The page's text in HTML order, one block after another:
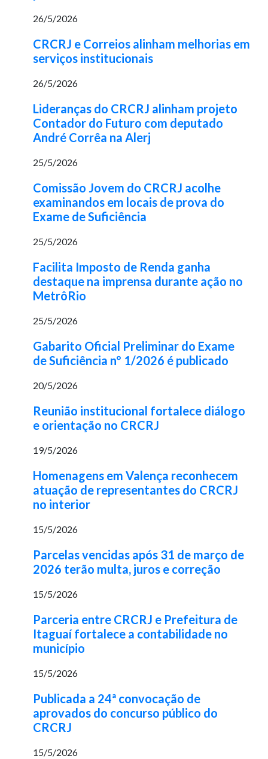
26/5/2026
CRCRJ e Correios alinham melhorias em
serviços institucionais
26/5/2026
Lideranças do CRCRJ alinham projeto
Contador do Futuro com deputado
André Corrêa na Alerj
25/5/2026
Comissão Jovem do CRCRJ acolhe
examinandos em locais de prova do
Exame de Suficiência
25/5/2026
Facilita Imposto de Renda ganha
destaque na imprensa durante ação no
MetrôRio
25/5/2026
Gabarito Oficial Preliminar do Exame
de Suficiência nº 1/2026 é publicado
20/5/2026
Reunião institucional fortalece diálogo
e orientação no CRCRJ
19/5/2026
Homenagens em Valença reconhecem
atuação de representantes do CRCRJ
no interior
15/5/2026
Parcelas vencidas após 31 de março de
2026 terão multa, juros e correção
15/5/2026
Parceria entre CRCRJ e Prefeitura de
Itaguaí fortalece a contabilidade no
município
15/5/2026
Publicada a 24ª convocação de
aprovados do concurso público do
CRCRJ
15/5/2026